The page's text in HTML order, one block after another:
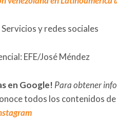
y redes sociales
EFE/José Méndez
en Google! Para obtener
todos los contenidos de